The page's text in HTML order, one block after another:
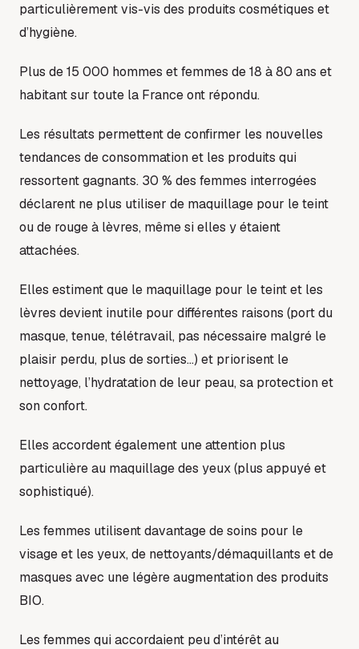
particulièrement vis-vis des produits cosmétiques et
d’hygiène.
Plus de 15 000 hommes et femmes de 18 à 80 ans et
habitant sur toute la France ont répondu.
Les résultats permettent de confirmer les nouvelles
tendances de consommation et les produits qui
ressortent gagnants. 30 % des femmes interrogées
déclarent ne plus utiliser de maquillage pour le teint
ou de rouge à lèvres, même si elles y étaient
attachées.
Elles estiment que le maquillage pour le teint et les
lèvres devient inutile pour différentes raisons (port du
masque, tenue, télétravail, pas nécessaire malgré le
plaisir perdu, plus de sorties…) et priorisent le
nettoyage, l’hydratation de leur peau, sa protection et
son confort.
Elles accordent également une attention plus
particulière au maquillage des yeux (plus appuyé et
sophistiqué).
Les femmes utilisent davantage de soins pour le
visage et les yeux, de nettoyants/démaquillants et de
masques avec une légère augmentation des produits
BIO.
Les femmes qui accordaient peu d’intérêt au